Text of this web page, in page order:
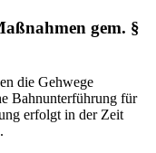
gem. §
die Gehwege
Bahnunterführung für
erfolgt in der Zeit